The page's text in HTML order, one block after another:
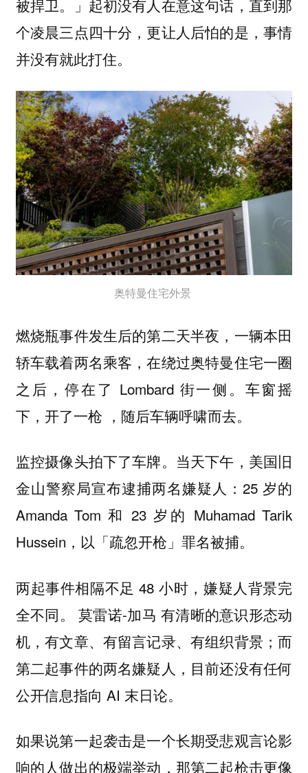
被捍卫。」起初没有人在意这句话，直到那
个凌晨三点四十分，更让人后怕的是，事情
并没有就此打住。
奥特曼住宅外景
燃烧瓶事件发生后的第二天半夜，一辆本田
轿车载着两名乘客，在绕过奥特曼住宅一圈
之后，停在了 Lombard 街一侧。车窗摇
下，开了一枪 ，随后车辆呼啸而去。
监控摄像头拍下了车牌。当天下午，美国旧
金山警察局宣布逮捕两名嫌疑人：25 岁的
Amanda Tom 和 23 岁的 Muhamad Tarik
Hussein，以「疏忽开枪」罪名被捕。
两起事件相隔不足 48 小时，嫌疑人背景完
全不同。 莫雷诺-加马 有清晰的意识形态动
机，有文章、有留言记录、有组织背景；而
第二起事件的两名嫌疑人，目前还没有任何
公开信息指向 AI 末日论。
如果说第一起袭击是一个长期受悲观言论影
响的人做出的极端举动，那第二起枪击更像